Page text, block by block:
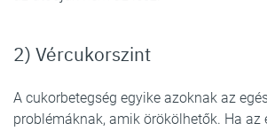
2) Vércukorszint
A cukorbetegség egyike azoknak az
problémáknak, amik örökölhetők. Ha az